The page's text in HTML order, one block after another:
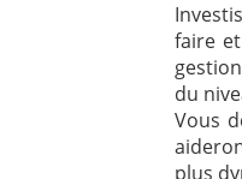
faire
du
Vous
plus